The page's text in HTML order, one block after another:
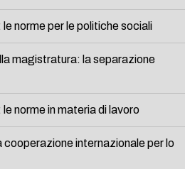
norme per le politiche sociali
magistratura: la separazione
norme in materia di lavoro
cooperazione internazionale per lo